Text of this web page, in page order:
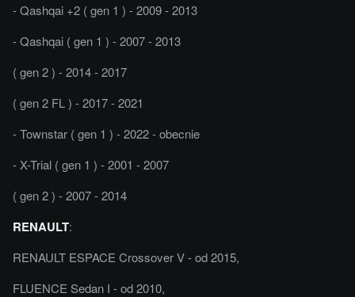
- Qashqai +2 ( gen 1 ) - 2009 - 2013
- Qashqai ( gen 1 ) - 2007 - 2013
( gen 2 ) - 2014 - 2017
( gen 2 FL ) - 2017 - 2021
- Townstar ( gen 1 ) - 2022 - obecnie
- X-Trial ( gen 1 ) - 2001 - 2007
( gen 2 ) - 2007 - 2014
RENAULT:
RENAULT ESPACE Crossover V - od 2015,
FLUENCE Sedan I - od 2010,